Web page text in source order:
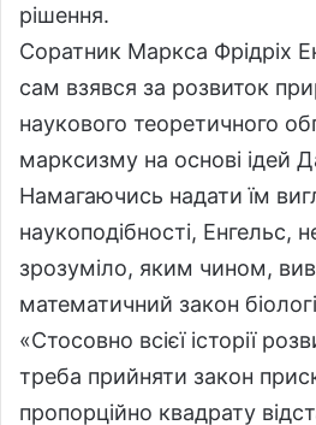
рішення.
Соратник Маркса Фрідріх
сам взявся за розвиток
наукового теоретичного
марксизму на основі ідей
Намагаючись надати їм
наукоподібності, Енгельс,
зрозуміло, яким чином,
математичний закон
«Стосовно всієї історії
треба прийняти закон
пропорційно квадрату